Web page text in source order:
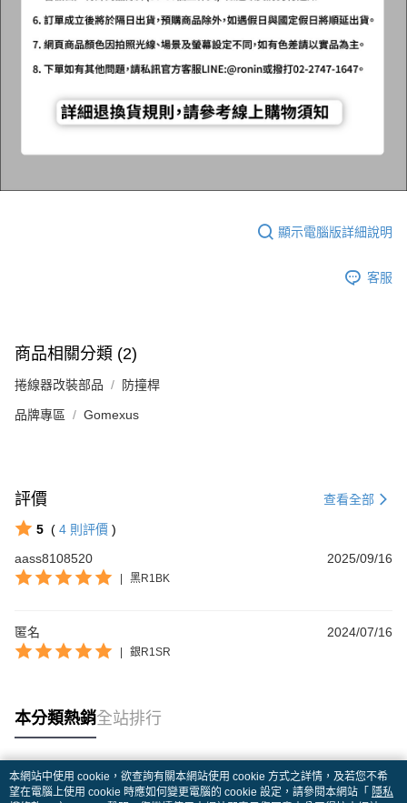
顯示電腦版詳細說明
客服
商品相關分類 (2)
捲線器改裝部品 防撞桿
品牌專區 Gomexus
評價 查看全部
5 ( 4 則評價 )
aass8108520
2025/09/16
黑R1BK
匿名 2024/07/16
銀R1SR
本分類熱銷全站排行
熱門標籤
本網站中使用 cookie，欲查詢有關本網站使用 cookie 方式之詳情，及若您不希
望在電腦上使用 cookie 時應如何變更電腦的 cookie 設定，請參閱本網站「 隱私